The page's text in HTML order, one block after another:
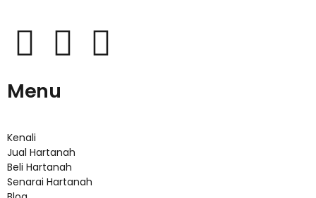
W
h
a
t
s
T
e
g
F
Menu
Kenali
Jual Hartanah
Beli Hartanah
Senarai Hartanah